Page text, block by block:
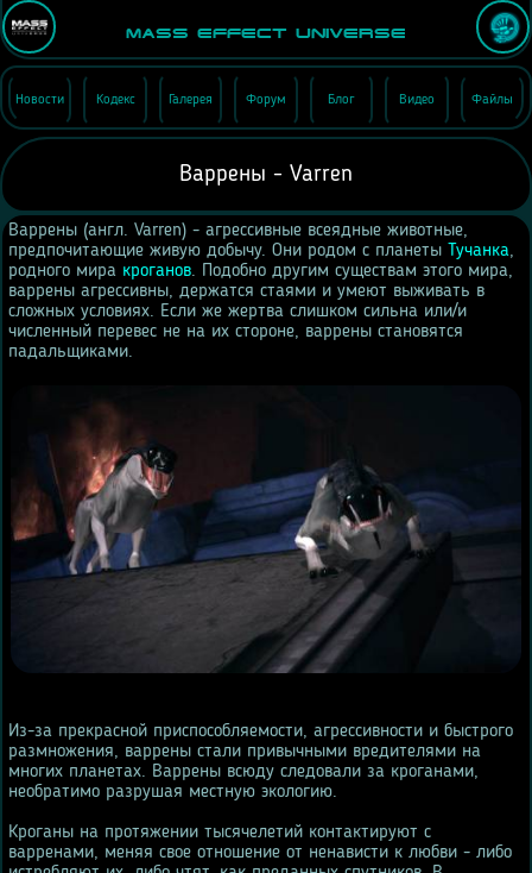
Mass Effect Universe
Новости Кодекс Галерея Форум Блог Видео Файлы
Варрены - Varren
Варрены (англ. Varren) - агрессивные всеядные животные,
предпочитающие живую добычу. Они родом с планеты Тучанка,
родного мира кроганов. Подобно другим существам этого мира,
варрены агрессивны, держатся стаями и умеют выживать в
сложных условиях. Если же жертва слишком сильна или/и
численный перевес не на их стороне, варрены становятся
падальщиками.
Из-за прекрасной приспособляемости, агрессивности и быстрого
размножения, варрены стали привычными вредителями на
многих планетах. Варрены всюду следовали за кроганами,
необратимо разрушая местную экологию.
Кроганы на протяжении тысячелетий контактируют с
варренами, меняя свое отношение от ненависти к любви - либо